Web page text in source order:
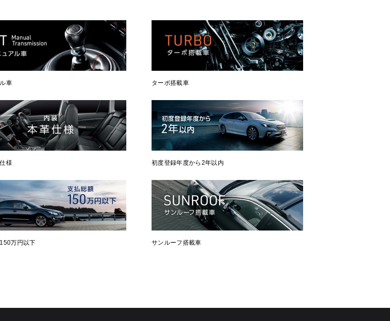
車 ターボ搭載車
様 初度登録年度から2年以内
万円以下 サンルーフ搭載車